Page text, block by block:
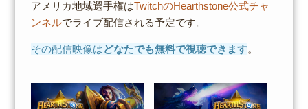
アメリカ地域選手権はTwitchのHearthstone公式チャ
ンネルでライブ配信される予定です。
その配信映像はどなたでも無料で視聴できます。